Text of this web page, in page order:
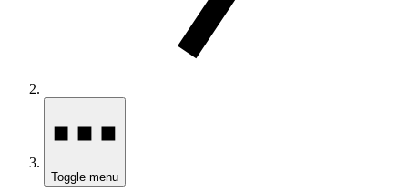
Toggle menu